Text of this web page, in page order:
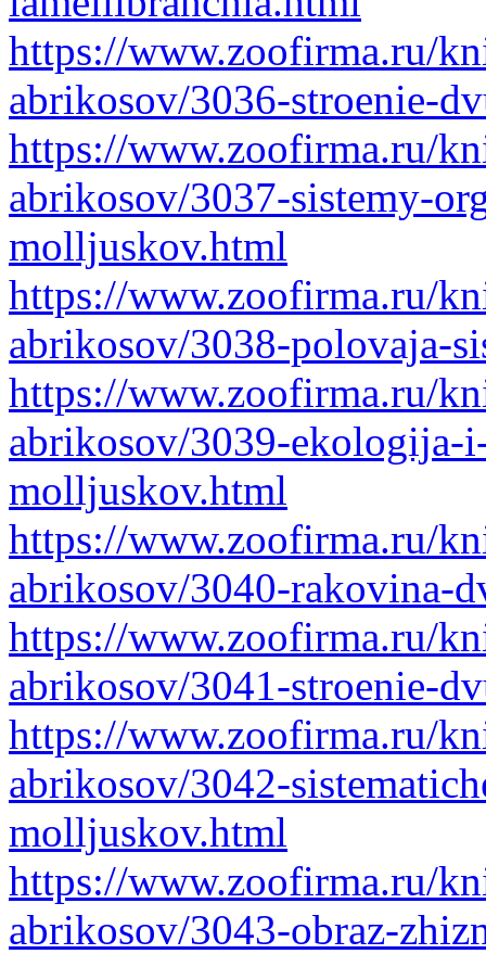
https://www.zoofirma.ru/
abrikosov/3036-stroenie-
https://www.zoofirma.ru/
abrikosov/3037-sistemy-
molljuskov.html
https://www.zoofirma.ru/
abrikosov/3038-polovaja-
https://www.zoofirma.ru/
abrikosov/3039-ekologija-
molljuskov.html
https://www.zoofirma.ru/
abrikosov/3040-rakovina-
https://www.zoofirma.ru/
abrikosov/3041-stroenie-
https://www.zoofirma.ru/
abrikosov/3042-
molljuskov.html
https://www.zoofirma.ru/
abrikosov/3043-obraz-